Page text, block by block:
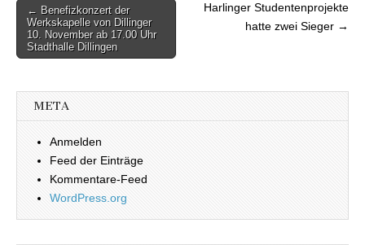
Beitragsnavigation
← Benefizkonzert der
Werkskapelle von Dillinger
10. November ab 17.00 Uhr
Stadthalle Dillingen
Harlinger Studentenprojekte
hatte zwei Sieger →
META
Anmelden
Feed der Einträge
Kommentare-Feed
WordPress.org